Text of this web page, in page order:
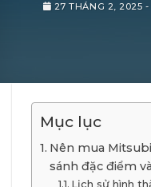
27 THÁNG 2, 2025
Mục lục
Nên mua
sánh đặc điểm
Lịch sử hình